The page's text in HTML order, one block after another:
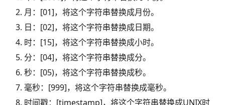
月：[01]，将这个字符串替换成月份。
日：[02]，将这个字符串替换成日期。
时：[15]，将这个字符串替换成小时。
分：[04]，将这个字符串替换成分。
秒：[05)，将这个字符串替换成秒。
毫秒：[999]，将这个字符串替换成毫秒。
时间戳：[timestamp]，将这个字符串替换成UNIX时